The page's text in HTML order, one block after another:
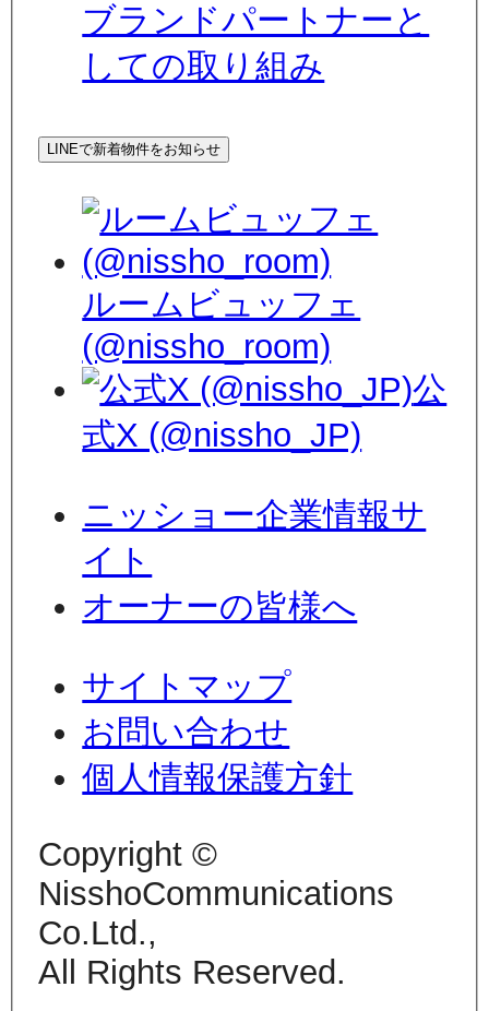
ブランドパートナーと
しての取り組み
LINEで新着物件をお知らせ
ルームビュッフェ
(@nissho_room)
公
式X (@nissho_JP)
ニッショー企業情報サ
イト
オーナーの皆様へ
サイトマップ
お問い合わせ
個人情報保護方針
Copyright ©
NisshoCommunications
Co.Ltd.,
All Rights Reserved.